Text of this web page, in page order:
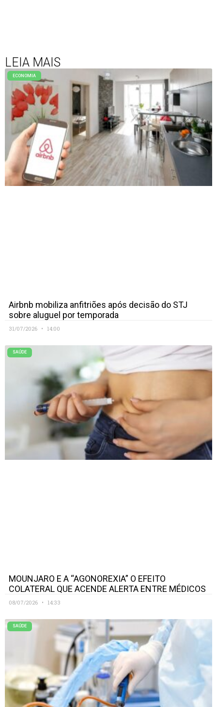
LEIA MAIS
ECONOMIA
Airbnb mobiliza anfitriões após decisão do STJ
sobre aluguel por temporada
31/07/2026 14:00
SAÚDE
MOUNJARO E A “AGONOREXIA” O EFEITO
COLATERAL QUE ACENDE ALERTA ENTRE MÉDICOS
08/07/2026 14:33
SAÚDE